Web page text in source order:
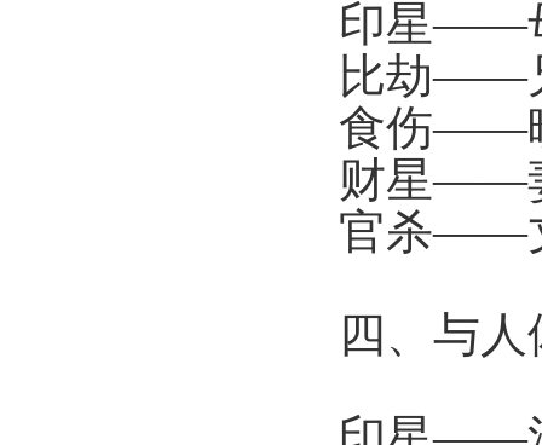
印星——
比劫——
食伤——
财星——
官杀——
四、与